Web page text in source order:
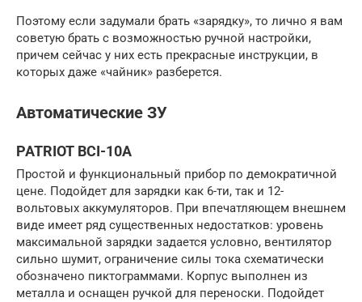
Поэтому если задумали брать «зарядку», то лично я вам
советую брать с возможностью ручной настройки,
причем сейчас у них есть прекрасные инструкции, в
которых даже «чайник» разберется.
Автоматические ЗУ
PATRIOT BCI-10A
Простой и функциональный прибор по демократичной
цене. Подойдет для зарядки как 6-ти, так и 12-
вольтовых аккумуляторов. При впечатляющем внешнем
виде имеет ряд существенных недостатков: уровень
максимальной зарядки задается условно, вентилятор
сильно шумит, ограничение силы тока схематически
обозначено пиктограммами. Корпус выполнен из
металла и оснащен ручкой для переноски. Подойдет